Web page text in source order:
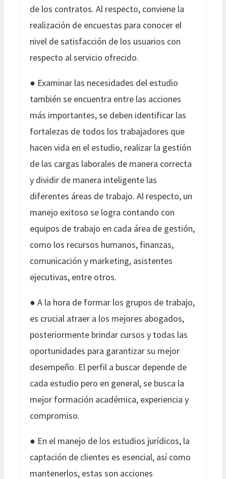
de los contratos. Al respecto, conviene la
realización de encuestas para conocer el
nivel de satisfacción de los usuarios con
respecto al servicio ofrecido.
● Examinar las necesidades del estudio
también se encuentra entre las acciones
más importantes, se deben identificar las
fortalezas de todos los trabajadores que
hacen vida en el estudio, realizar la gestión
de las cargas laborales de manera correcta
y dividir de manera inteligente las
diferentes áreas de trabajo. Al respecto, un
manejo exitoso se logra contando con
equipos de trabajo en cada área de gestión,
como los recursos humanos, finanzas,
comunicación y marketing, asistentes
ejecutivas, entre otros.
● A la hora de formar los grupos de trabajo,
es crucial atraer a los mejores abogados,
posteriormente brindar cursos y todas las
oportunidades para garantizar su mejor
desempeño. El perfil a buscar depende de
cada estudio pero en general, se busca la
mejor formación académica, experiencia y
compromiso.
● En el manejo de los estudios jurídicos, la
captación de clientes es esencial, así como
mantenerlos, estas son acciones